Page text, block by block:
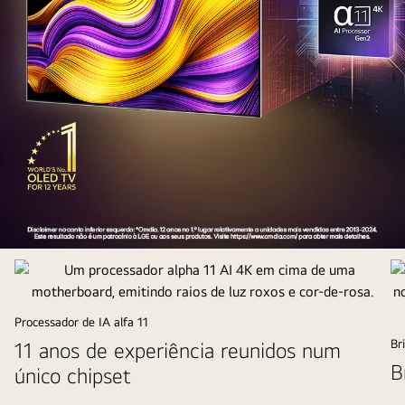
Uma
perspetiva
aérea
um
homem
Processador de IA alfa 11
11 anos de experiência reunidos num
único chipset